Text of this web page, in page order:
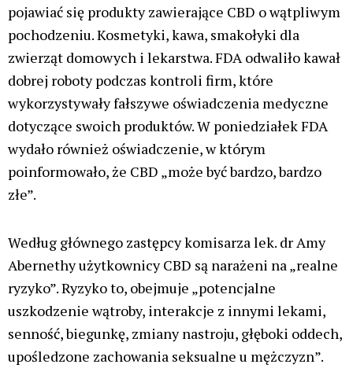
pojawiać się produkty zawierające CBD o wątpliwym
pochodzeniu. Kosmetyki, kawa, smakołyki dla
zwierząt domowych i lekarstwa. FDA odwaliło kawał
dobrej roboty podczas kontroli firm, które
wykorzystywały fałszywe oświadczenia medyczne
dotyczące swoich produktów. W poniedziałek FDA
wydało również oświadczenie, w którym
poinformowało, że CBD „może być bardzo, bardzo
złe”.
Według głównego zastępcy komisarza lek. dr Amy
Abernethy użytkownicy CBD są narażeni na „realne
ryzyko”. Ryzyko to, obejmuje „potencjalne
uszkodzenie wątroby, interakcje z innymi lekami,
senność, biegunkę, zmiany nastroju, głęboki oddech,
upośledzone zachowania seksualne u mężczyzn”.